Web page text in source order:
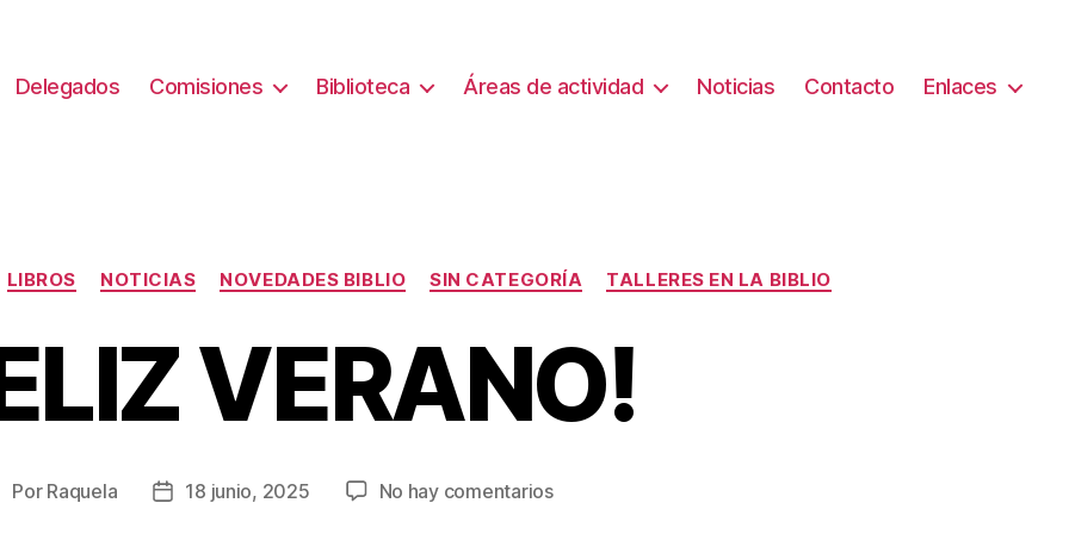
Delegados Comisiones Biblioteca Áreas de actividad Noticias Contacto Enlaces
Categorías
LIBROS NOTICIAS NOVEDADES BIBLIO SIN CATEGORÍA TALLERES EN LA BIBLIO
VERANO!
Por Raquela
Fecha18 junio, 2025 No hay comentariosen